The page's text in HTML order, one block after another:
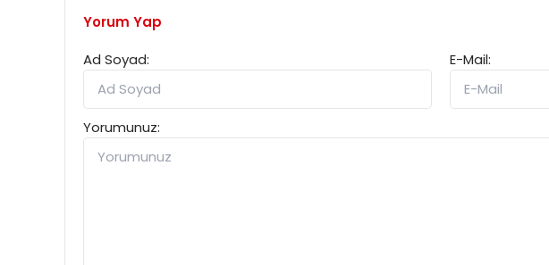
Yorum Yap
Ad Soyad:
E-Mail:
Yorumunuz: